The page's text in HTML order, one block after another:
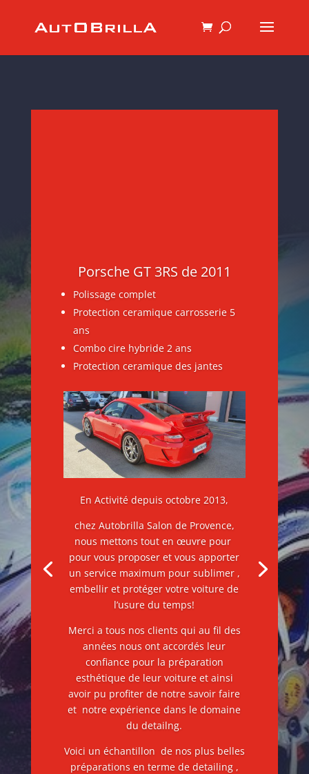
Porsche GT 3RS de 2011
Polissage complet
Protection ceramique carrosserie 5
ans
Combo cire hybride 2 ans
Protection ceramique des jantes
En Activité depuis octobre 2013,
chez Autobrilla Salon de Provence,
nous mettons tout en œuvre pour
pour vous proposer et vous apporter
un service maximum pour sublimer ,
embellir et protéger votre voiture de
l’usure du temps!
Merci a tous nos clients qui au fil des
années nous ont accordés leur
confiance pour la préparation
esthétique de leur voiture et ainsi
avoir pu profiter de notre savoir faire
et notre expérience dans le domaine
du detailng.
Voici un échantillon de nos plus belles
préparations en terme de detailing ,